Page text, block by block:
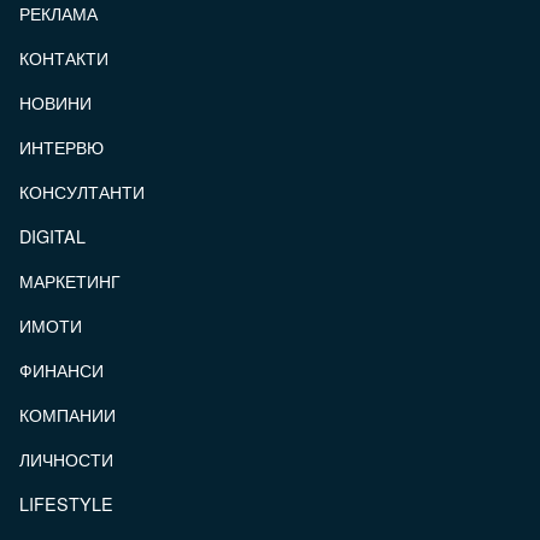
РЕКЛАМА
КОНТАКТИ
НОВИНИ
ИНТЕРВЮ
КОНСУЛТАНТИ
DIGITAL
МАРКЕТИНГ
ИМОТИ
ФИНАНСИ
КОМПАНИИ
ЛИЧНОСТИ
LIFESTYLE